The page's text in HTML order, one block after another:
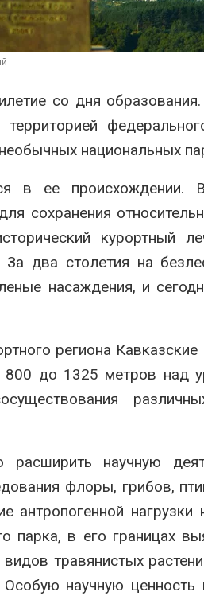
со дня
национальных
в ее происхождении.
сохранения
курортный
два столетия на
насаждения, и
региона
800 до 1325 метров над
расширить научную
флоры, грибов,
антропогенной нагрузки
парка, в его границах
травянистых
научную ценность
оценки
бизнеса
Авг 6, 2026